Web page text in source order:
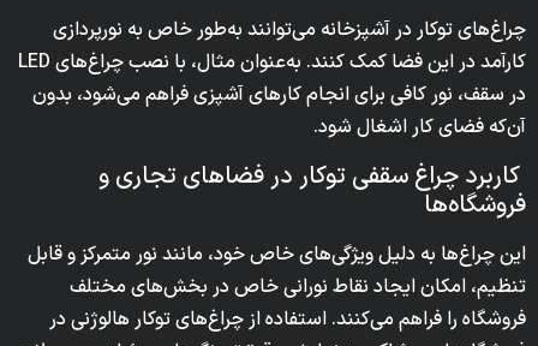
چراغ‌های توکار در آشپزخانه می‌توانند به‌طور خاص به نورپردازی
کارآمد در این فضا کمک کنند. به‌عنوان مثال، با نصب چراغ‌های LED
در سقف، نور کافی برای انجام کارهای آشپزی فراهم می‌شود، بدون
آن‌که فضای کار اشغال شود.
کاربرد چراغ سقفی توکار در فضاهای تجاری و
فروشگاه‌ها
این چراغ‌ها به دلیل ویژگی‌های خاص خود، مانند نور متمرکز و قابل
تنظیم، امکان ایجاد نقاط نورانی خاص در بخش‌های مختلف
فروشگاه را فراهم می‌کنند. استفاده از چراغ‌های توکار هالوژنی در